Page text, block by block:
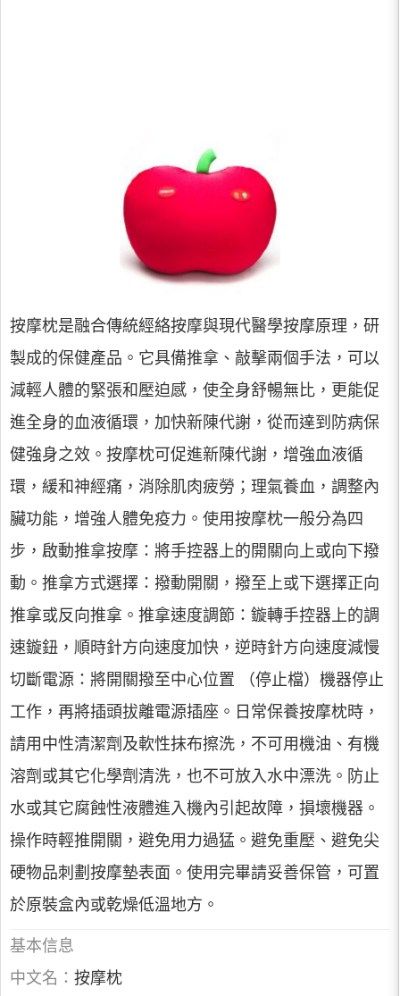
按摩枕是融合傳統經絡按摩與現代醫學按摩原理，研
製成的保健產品。它具備推拿、敲擊兩個手法，可以
減輕人體的緊張和壓迫感，使全身舒暢無比，更能促
進全身的血液循環，加快新陳代謝，從而達到防病保
健強身之效。按摩枕可促進新陳代謝，增強血液循
環，緩和神經痛，消除肌肉疲勞；理氣養血，調整內
臟功能，增強人體免疫力。使用按摩枕一般分為四
步，啟動推拿按摩：將手控器上的開關向上或向下撥
動。推拿方式選擇：撥動開關，撥至上或下選擇正向
推拿或反向推拿。推拿速度調節：鏇轉手控器上的調
速鏇鈕，順時針方向速度加快，逆時針方向速度減慢
切斷電源：將開關撥至中心位置 （停止檔）機器停止
工作，再將插頭拔離電源插座。日常保養按摩枕時，
請用中性清潔劑及軟性抹布擦洗，不可用機油、有機
溶劑或其它化學劑清洗，也不可放入水中漂洗。防止
水或其它腐蝕性液體進入機內引起故障，損壞機器。
操作時輕推開關，避免用力過猛。避免重壓、避免尖
硬物品刺劃按摩墊表面。使用完畢請妥善保管，可置
於原裝盒內或乾燥低溫地方。
基本信息
中文名： 按摩枕